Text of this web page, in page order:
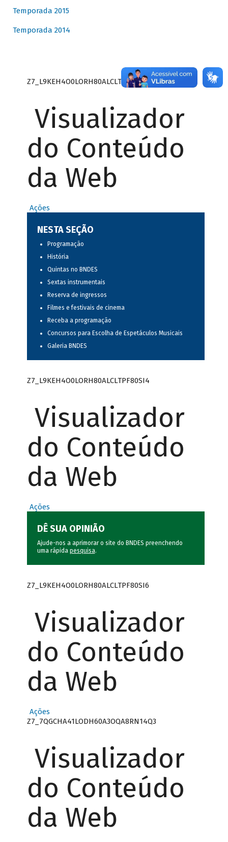
Temporada 2015
Temporada 2014
Z7_L9KEH4O0LORH80ALCLTPF80S27
Visualizador
do Conteúdo
da Web
Ações
NESTA SEÇÃO
Programação
História
Quintas no BNDES
Sextas instrumentais
Reserva de ingressos
Filmes e festivais de cinema
Receba a programação
Concursos para Escolha de Espetáculos Musicais
Galeria BNDES
Z7_L9KEH4O0LORH80ALCLTPF80SI4
Visualizador
do Conteúdo
da Web
Ações
DÊ SUA OPINIÃO
Ajude-nos a aprimorar o site do BNDES preenchendo
uma rápida pesquisa.
Z7_L9KEH4O0LORH80ALCLTPF80SI6
Visualizador
do Conteúdo
da Web
Ações
Z7_7QGCHA41LODH60A3OQA8RN14Q3
Visualizador
do Conteúdo
da Web